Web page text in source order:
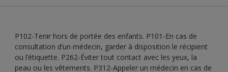
P102-Tenir hors de portée des enfants. P101-En cas de
consultation d’un médecin, garder à disposition le récipient
ou l’étiquette. P262-Éviter tout contact avec les yeux, la
peau ou les vêtements. P312-Appeler un médecin en cas de